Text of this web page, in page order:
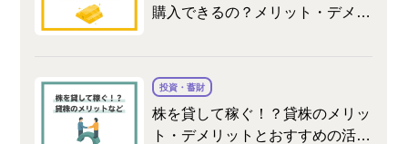
購入できるの？メリット・デメリ
投資・蓄財
株を貸して稼ぐ！？貸株のメリッ
ト・デメリットとおすすめの活用